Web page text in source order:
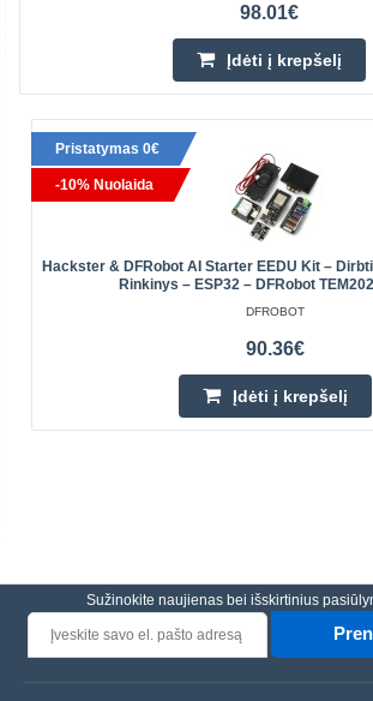
98.01€
Įdėti į krepšelį
Pristatymas 0€
-10% Nuolaida
Hackster & DFRobot AI Starter EEDU Kit –
Rinkinys – ESP32 – DFRobot
DFROBOT
90.36€
Įdėti į krepšelį
Sužinokite naujienas bei išskirtinius